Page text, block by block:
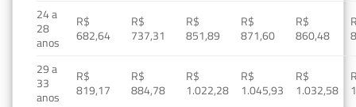
24 a
28
anos
R$
682,64
R$
737,31
R$
851,89
R$
871,60
R$
860,48
29 a
33
anos
R$
819,17
R$
884,78
R$
1.022,28
R$
1.045,93
R$
1.032,58